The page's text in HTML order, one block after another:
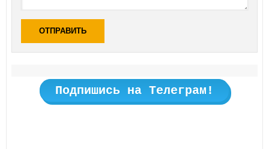
ОТПРАВИТЬ
Подпишись на Телеграм!